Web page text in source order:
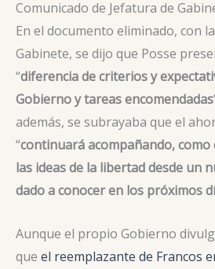
Comunicado de Jefatura de
En el documento eliminado, con
Gabinete, se dijo que Posse
“diferencia de criterios y
Gobierno y tareas encomendadas
además, se subrayaba que el
“continuará acompañando, como
las ideas de la libertad desde un
dado a conocer en los próximos
Aunque el propio Gobierno
que el reemplazante de Francos